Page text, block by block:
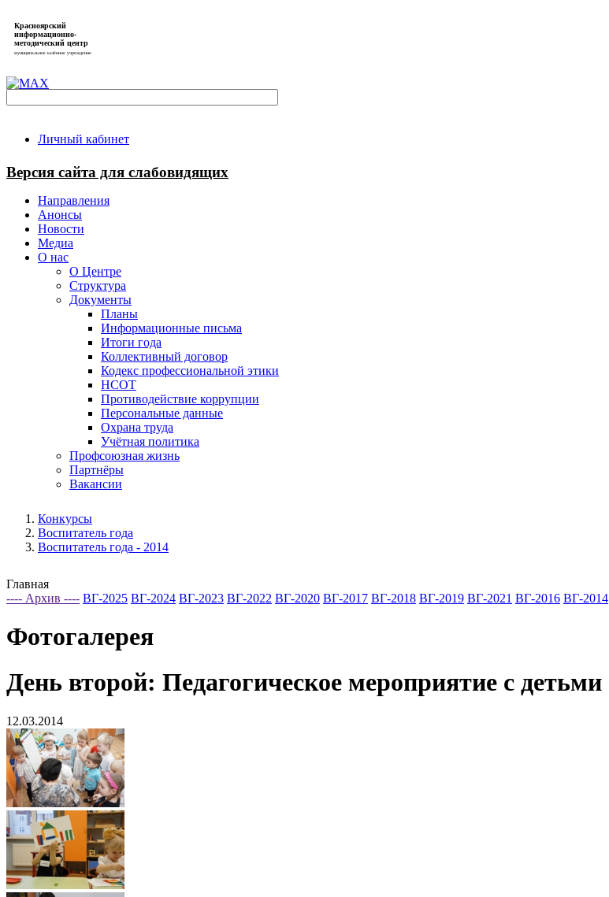
Красноярский
информационно-
методический центр
муниципальное казённое учреждение
Личный кабинет
Версия сайта для слабовидящих
Направления
Анонсы
Новости
Медиа
О нас
О Центре
Структура
Документы
Планы
Информационные письма
Итоги года
Коллективный договор
Кодекс профессиональной этики
НСОТ
Противодействие коррупции
Персональные данные
Охрана труда
Учётная политика
Профсоюзная жизнь
Партнёры
Вакансии
Конкурсы
Воспитатель года
Воспитатель года - 2014
Главная
---- Архив ---- ВГ-2025 ВГ-2024 ВГ-2023 ВГ-2022 ВГ-2020 ВГ-2017 ВГ-2018 ВГ-2019 ВГ-2021 ВГ-2016 ВГ-2014
Фотогалерея
День второй: Педагогическое мероприятие с детьми
12.03.2014